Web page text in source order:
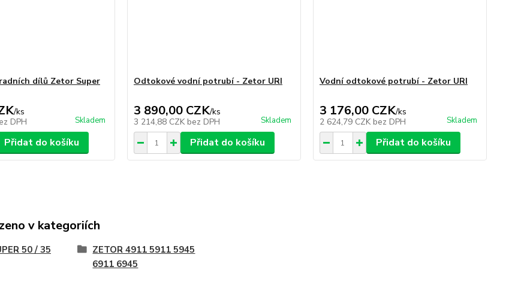
dílů Zetor Super
/ks
DPH Skladem
Přidat do košíku
Odtokové vodní potrubí - Zetor URI
3 890,00 CZK/ks
3 214,88 CZK bez DPH Skladem
Přidat do košíku
Vodní odtokové potrubí - Zetor URI
3 176,00 CZK/ks
2 624,79 CZK bez DPH Skladem
Přidat do košíku
v kategoriích
50 / 35
ZETOR 4911 5911 5945
6911 6945